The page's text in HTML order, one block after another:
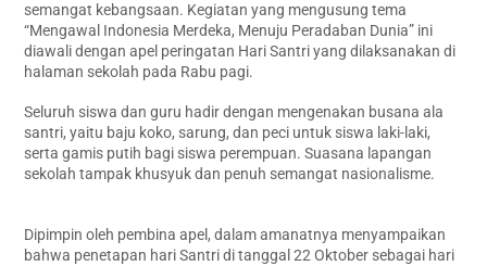
semangat kebangsaan. Kegiatan yang mengusung tema
“Mengawal Indonesia Merdeka, Menuju Peradaban Dunia” ini
diawali dengan apel peringatan Hari Santri yang dilaksanakan di
halaman sekolah pada Rabu pagi.
Seluruh siswa dan guru hadir dengan mengenakan busana ala
santri, yaitu baju koko, sarung, dan peci untuk siswa laki-laki,
serta gamis putih bagi siswa perempuan. Suasana lapangan
sekolah tampak khusyuk dan penuh semangat nasionalisme.
Dipimpin oleh pembina apel, dalam amanatnya menyampaikan
bahwa penetapan hari Santri di tanggal 22 Oktober sebagai hari